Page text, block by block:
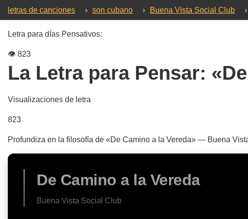
letras de canciones › son cubano › Buena Vista Social Club ›
Letra para días Pensativos:
👁️ 823
La Letra para Pensar:
Visualizaciones de letra
823
Profundiza en la filosofía de «De Camino a la Vereda» — Buena
De Camino a la Vereda
Buena Vista Social Club